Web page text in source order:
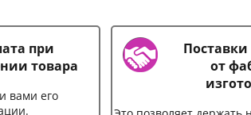
при
товара
вами его
от